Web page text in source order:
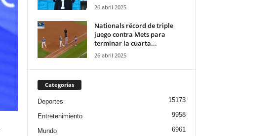
26 abril 2025
Nationals récord de triple
juego contra Mets para
terminar la cuarta...
26 abril 2025
Categorías
Deportes 15173
Entretenimiento 9958
Mundo 6961